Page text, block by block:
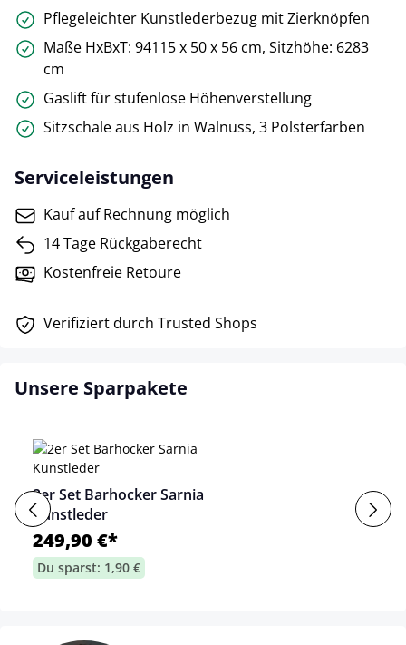
Pflegeleichter Kunstlederbezug mit Zierknöpfen
Maße HxBxT: 94115 x 50 x 56 cm, Sitzhöhe: 6283
cm
Gaslift für stufenlose Höhenverstellung
Sitzschale aus Holz in Walnuss, 3 Polsterfarben
Serviceleistungen
Kauf auf Rechnung möglich
14 Tage Rückgaberecht
Kostenfreie Retoure
Verifiziert durch Trusted Shops
Unsere Sparpakete
2er Set Barhocker Sarnia
Kunstleder
249,90 €*
Du sparst: 1,90 €